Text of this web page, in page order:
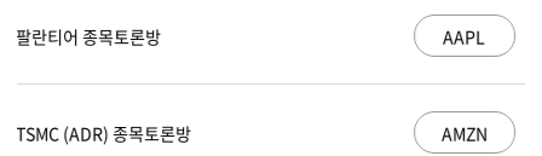
AAPL 애플 종목토론방
AMZN 아마존 닷컴 종목토론방